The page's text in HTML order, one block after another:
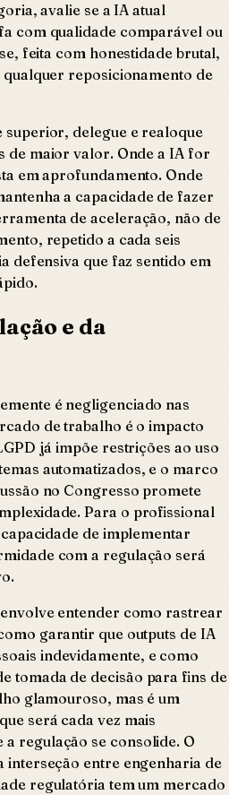
avalie se a IA atual
com qualidade comparável ou
feita com honestidade brutal,
reposicionamento de
delegue e realoque
de maior valor. Onde a IA for
em aprofundamento. Onde
a capacidade de fazer
de aceleração, não de
repetido a cada seis
defensiva que faz sentido em
e da
é negligenciado nas
de trabalho é o impacto
já impõe restrições ao uso
automatizados, e o marco
no Congresso promete
Para o profissional
de implementar
com a regulação será
entender como rastrear
garantir que outputs de IA
indevidamente, e como
tomada de decisão para fins de
glamouroso, mas é um
será cada vez mais
a regulação se consolide. O
interseção entre engenharia de
regulatória tem um mercado